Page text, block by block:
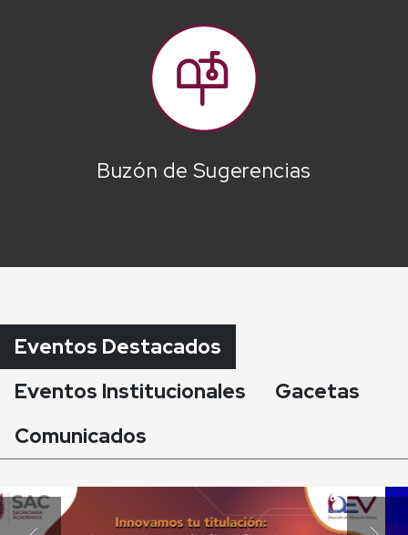
Buzón de Sugerencias
Eventos Destacados
Eventos Institucionales
Gacetas
Comunicados